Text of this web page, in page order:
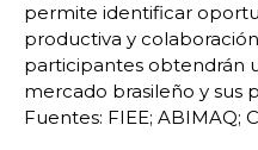
permite identificar
productiva y
participantes obtendrán
mercado brasileño y sus
Fuentes: FIEE; ABIMAQ;